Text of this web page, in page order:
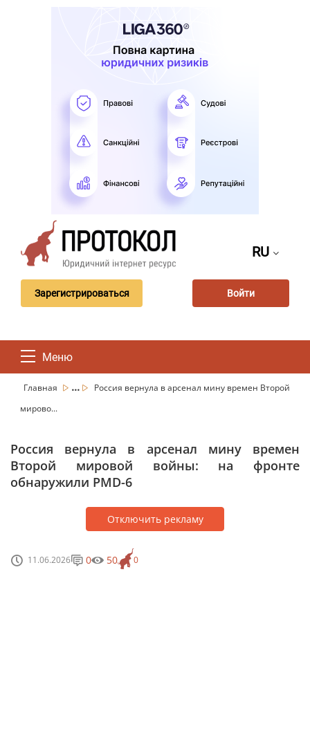
RU
Зарегистрироваться Войти
Меню
Главная ...
Россия вернула в арсенал мину времен Второй
мирово...
Россия вернула в арсенал мину времен
Второй мировой войны: на фронте
обнаружили PMD-6
Отключить рекламу
11.06.2026 0
0 50